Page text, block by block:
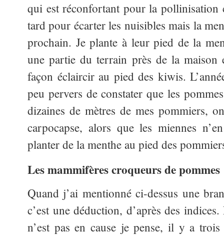
qui est réconfortant pour la pollinisation
tard pour écarter les nuisibles mais la
prochain. Je plante à leur pied de la
une partie du terrain près de la maison
façon éclaircir au pied des kiwis.
peu pervers de constater que les
dizaines de mètres de mes pommiers,
carpocapse, alors que les miennes
planter de la menthe au pied des
Les mammifères croqueurs de pommes
Quand j’ai mentionné ci-dessus une
c’est une déduction, d’après des
n’est pas en cause je pense, il y a